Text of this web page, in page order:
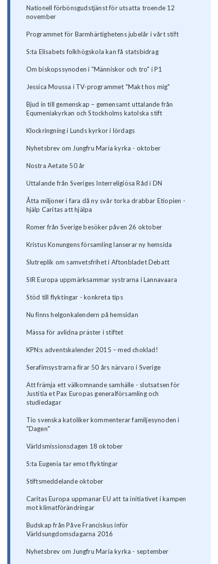
Nationell förbönsgudstjänst för utsatta troende 12
november
Programmet för Barmhärtighetens jubelår i vårt stift
S:ta Elisabets folkhögskola kan få statsbidrag
Om biskopssynoden i "Människor och tro" i P1
Jessica Moussa i TV-programmet "Makt hos mig"
Bjud in till gemenskap – gemensamt uttalande från
Equmeniakyrkan och Stockholms katolska stift
Klockringning i Lunds kyrkor i lördags
Nyhetsbrev om Jungfru Maria kyrka - oktober
Nostra Aetate 50 år
Uttalande från Sveriges Interreligiösa Råd i DN
Åtta miljoner i fara då ny svår torka drabbar Etiopien -
hjälp Caritas att hjälpa
Romer från Sverige besöker påven 26 oktober
Kristus Konungens församling lanserar ny hemsida
Slutreplik om samvetsfrihet i Aftonbladet Debatt
SIR Europa uppmärksammar systrarna i Lannavaara
Stöd till flyktingar - konkreta tips
Nu finns helgonkalendern på hemsidan
Mässa för avlidna präster i stiftet
KPN:s adventskalender 2015 – med choklad!
Serafimsystrarna firar 50 års närvaro i Sverige
Att främja ett välkomnande samhälle - slutsatsen för
Justitia et Pax Europas generalförsamling och
studiedagar
Tio svenska katoliker kommenterar familjesynoden i
"Dagen"
Världsmissionsdagen 18 oktober
S:ta Eugenia tar emot flyktingar
Stiftsmeddelande oktober
Caritas Europa uppmanar EU att ta initiativet i kampen
mot klimatförändringar
Budskap från Påve Franciskus inför
Världsungdomsdagarna 2016
Nyhetsbrev om Jungfru Maria kyrka - september